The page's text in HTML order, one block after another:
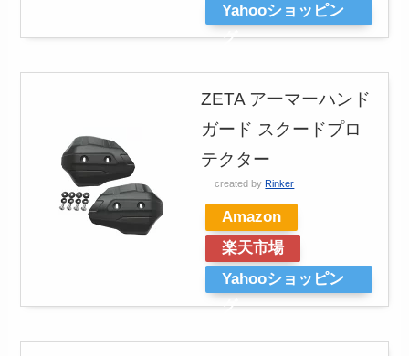
Yahooショッピン
グ
ZETA アーマーハンド
ガード スクードプロ
テクター
created by Rinker
Amazon
楽天市場
Yahooショッピン
グ